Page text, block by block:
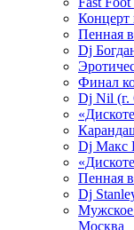
Пенная
Dj
Финал
Dj Nil (г.
Dj Макс
Пенная
Dj
Мужское
Москва